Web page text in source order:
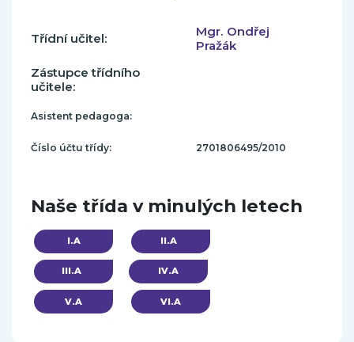
Třídní učitel:
Mgr. Ondřej
Pražák
Zástupce třídního
učitele:
Asistent pedagoga:
Číslo účtu třídy: 2701806495/2010
Naše třída v minulých letech
I.A II.A
III.A IV.A
V.A VI.A